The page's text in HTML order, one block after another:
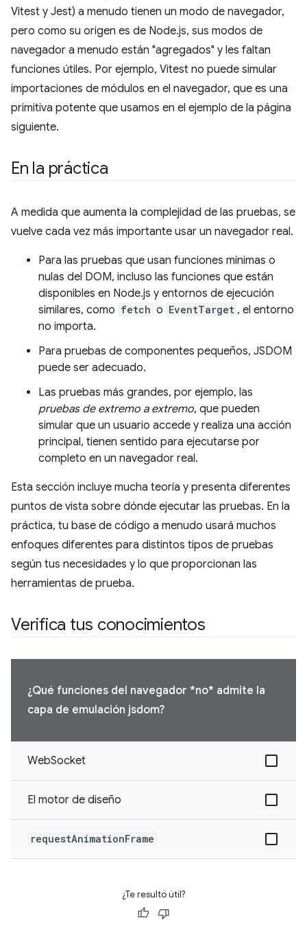
Vitest y Jest) a menudo tienen un modo de navegador,
pero como su origen es de Node.js, sus modos de
navegador a menudo están "agregados" y les faltan
funciones útiles. Por ejemplo, Vitest no puede simular
importaciones de módulos en el navegador, que es una
primitiva potente que usamos en el ejemplo de la página
siguiente.
En la práctica
A medida que aumenta la complejidad de las pruebas, se
vuelve cada vez más importante usar un navegador real.
Para las pruebas que usan funciones mínimas o
nulas del DOM, incluso las funciones que están
disponibles en Node.js y entornos de ejecución
similares, como fetch o EventTarget , el entorno
no importa.
Para pruebas de componentes pequeños, JSDOM
puede ser adecuado.
Las pruebas más grandes, por ejemplo, las
pruebas de extremo a extremo, que pueden
simular que un usuario accede y realiza una acción
principal, tienen sentido para ejecutarse por
completo en un navegador real.
Esta sección incluye mucha teoría y presenta diferentes
puntos de vista sobre dónde ejecutar las pruebas. En la
práctica, tu base de código a menudo usará muchos
enfoques diferentes para distintos tipos de pruebas
según tus necesidades y lo que proporcionan las
herramientas de prueba.
Verifica tus conocimientos
¿Qué funciones del navegador *no* admite la
capa de emulación jsdom?
WebSocket
El motor de diseño
requestAnimationFrame
¿Te resultó útil?